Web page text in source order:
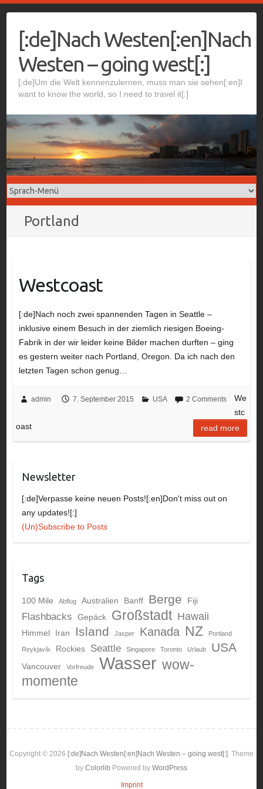
content[:de]Nach Westen[:en]Nach
Westen – going west[:]
[:de]Um die Welt kennenzulernen, muss man sie sehen[:en]I
want to know the world, so I need to travel it[:]
Portland
Westcoast
[:de]Nach noch zwei spannenden Tagen in Seattle –
inklusive einem Besuch in der ziemlich riesigen Boeing-
Fabrik in der wir leider keine Bilder machen durften – ging
es gestern weiter nach Portland, Oregon. Da ich nach den
letzten Tagen schon genug…
admin 7. September 2015 USA 2 Comments
We
stc
oast
read more
Newsletter
[:de]Verpasse keine neuen Posts![:en]Don't miss out on
any updates![:]
(Un)Subscribe to Posts
Tags
100 Mile Abflug Australien Banff Berge Fiji
Flashbacks Gepäck Großstadt Hawaii
Himmel Iran Island Jasper Kanada NZ Portland
Reykjavík Rockies Seattle Singapore Toronto Urlaub USA
Vancouver Vorfreude Wasser wow-
momente
Copyright © 2026 [:de]Nach Westen[:en]Nach Westen – going west[:]. Theme
by Colorlib Powered by WordPress
Imprint